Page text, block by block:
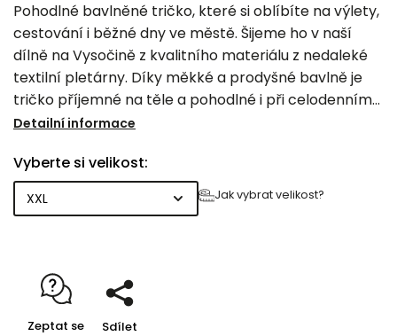
Pohodlné bavlněné tričko, které si oblíbíte na výlety,
cestování i běžné dny ve městě. Šijeme ho v naší
dílně na Vysočině z kvalitního materiálu z nedaleké
textilní pletárny. Díky měkké a prodyšné bavlně je
tričko příjemné na těle a pohodlné i při celodenním
nošení.
Detailní informace
Vyberte si velikost:
Jak vybrat velikost?
Zeptat se Sdílet